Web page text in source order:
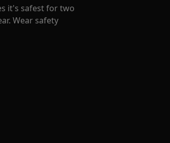
it's safest for two
Wear safety